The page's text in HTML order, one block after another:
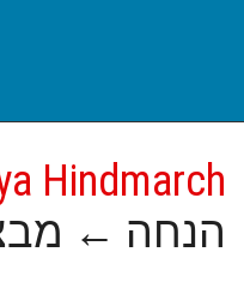
Hindmarch
הנחה ←